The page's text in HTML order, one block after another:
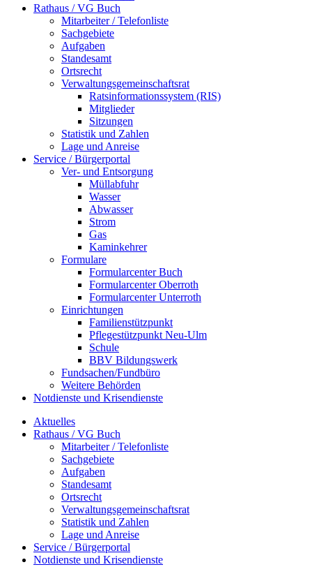
Rathaus / VG Buch
Mitarbeiter / Telefonliste
Sachgebiete
Aufgaben
Standesamt
Ortsrecht
Verwaltungsgemeinschaftsrat
Ratsinformationssystem (RIS)
Mitglieder
Sitzungen
Statistik und Zahlen
Lage und Anreise
Service / Bürgerportal
Ver- und Entsorgung
Müllabfuhr
Wasser
Abwasser
Strom
Gas
Kaminkehrer
Formulare
Formularcenter Buch
Formularcenter Oberroth
Formularcenter Unterroth
Einrichtungen
Familienstützpunkt
Pflegestützpunkt Neu-Ulm
Schule
BBV Bildungswerk
Fundsachen/Fundbüro
Weitere Behörden
Notdienste und Krisendienste
Aktuelles
Rathaus / VG Buch
Mitarbeiter / Telefonliste
Sachgebiete
Aufgaben
Standesamt
Ortsrecht
Verwaltungsgemeinschaftsrat
Statistik und Zahlen
Lage und Anreise
Service / Bürgerportal
Notdienste und Krisendienste